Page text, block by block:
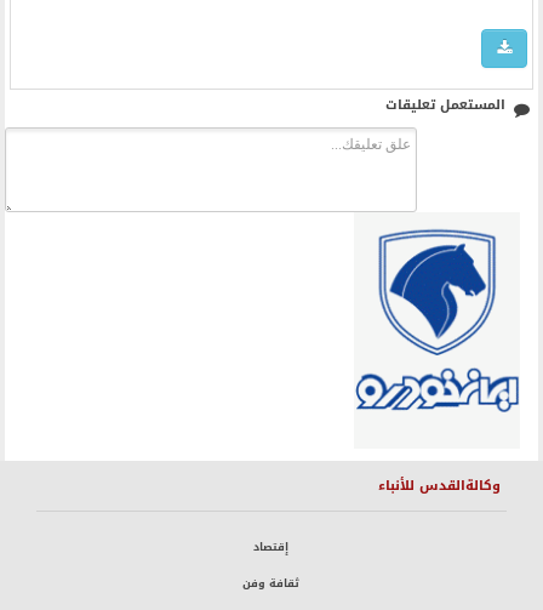
المستعمل تعليقات
وكالةالقدس للأنباء
إقتصاد
ثقافة وفن